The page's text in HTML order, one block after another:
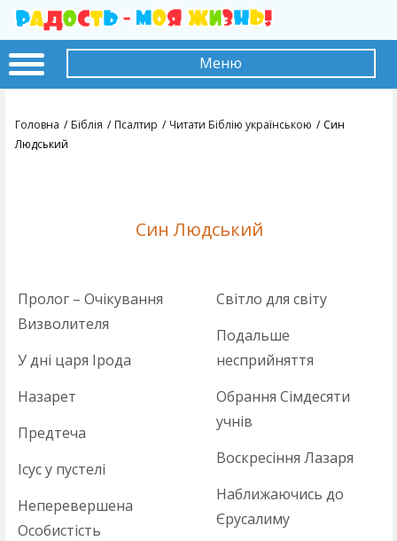
Меню
Головна Біблія Псалтир Читати Біблію українською
Син
Людський
Син Людський
Пролог – Очікування
Визволителя
У дні царя Ірода
Назарет
Предтеча
Ісус у пустелі
Неперевершена
Особистість
Світло для світу
Подальше
несприйняття
Обрання Сімдесяти
учнів
Воскресіння Лазаря
Наближаючись до
Єрусалиму